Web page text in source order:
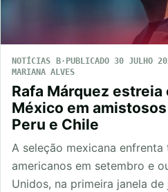
NOTÍCIAS PUBLICADO 30 JULHO
MARIANA ALVES
Rafa Márquez
México em
Peru e Chile
A seleção mexicana
americanos em setembro e
Unidos, na primeira janela